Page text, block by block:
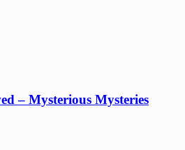
– Mysterious Mysteries